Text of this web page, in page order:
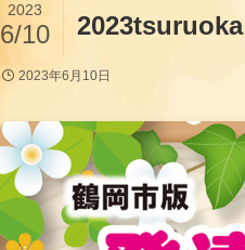
2023tsuruoka
2023
6/10
2023年6月10日